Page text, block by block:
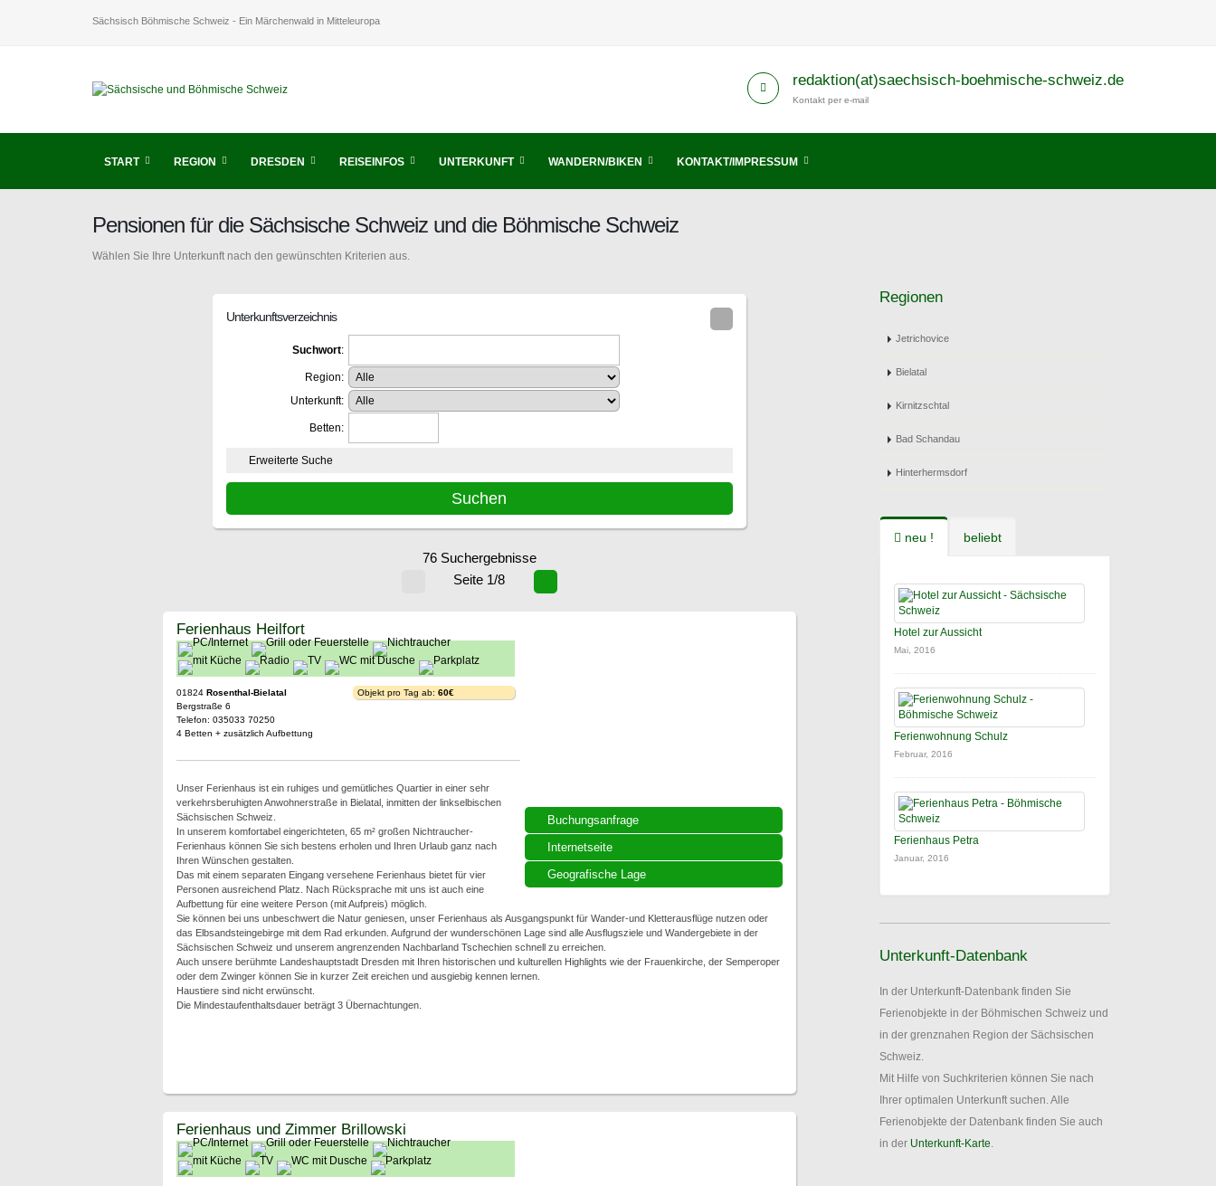
Sächsisch Böhmische Schweiz - Ein Märchenwald in Mitteleuropa
redaktion(at)saechsisch-boehmische-schweiz.de
Kontakt per e-mail
START REGION DRESDEN REISEINFOS UNTERKUNFT WANDERN/BIKEN KONTAKT/IMPRESSUM
Pensionen für die Sächsische Schweiz und die Böhmische Schweiz
Wählen Sie Ihre Unterkunft nach den gewünschten Kriterien aus.
Unterkunftsverzeichnis
Suchwort:
Region:
Unterkunft:
Betten:
Erweiterte Suche
76 Suchergebnisse
Seite 1/8
Buchungsanfrage
Internetseite
Geografische Lage
Ferienhaus Heilfort
01824 Rosenthal-Bielatal
Bergstraße 6
Telefon: 035033 70250
4 Betten + zusätzlich Aufbettung
Objekt pro Tag ab: 60€
Unser Ferienhaus ist ein ruhiges und gemütliches Quartier in einer sehr
verkehrsberuhigten Anwohnerstraße in Bielatal, inmitten der linkselbischen
Sächsischen Schweiz.
In unserem komfortabel eingerichteten, 65 m² großen Nichtraucher-
Ferienhaus können Sie sich bestens erholen und Ihren Urlaub ganz nach
Ihren Wünschen gestalten.
Das mit einem separaten Eingang versehene Ferienhaus bietet für vier
Personen ausreichend Platz. Nach Rücksprache mit uns ist auch eine
Aufbettung für eine weitere Person (mit Aufpreis) möglich.
Sie können bei uns unbeschwert die Natur geniesen, unser Ferienhaus als Ausgangspunkt für Wander-und Kletterausflüge nutzen oder
das Elbsandsteingebirge mit dem Rad erkunden. Aufgrund der wunderschönen Lage sind alle Ausflugsziele und Wandergebiete in der
Sächsischen Schweiz und unserem angrenzenden Nachbarland Tschechien schnell zu erreichen.
Auch unsere berühmte Landeshauptstadt Dresden mit Ihren historischen und kulturellen Highlights wie der Frauenkirche, der Semperoper
oder dem Zwinger können Sie in kurzer Zeit ereichen und ausgiebig kennen lernen.
Haustiere sind nicht erwünscht.
Die Mindestaufenthaltsdauer beträgt 3 Übernachtungen.
Ferienhaus und Zimmer Brillowski
Regionen
Jetrichovice
Bielatal
Kirnitzschtal
Bad Schandau
Hinterhermsdorf
neu ! beliebt
Hotel zur Aussicht
Mai, 2016
Ferienwohnung Schulz
Februar, 2016
Ferienhaus Petra
Januar, 2016
Unterkunft-Datenbank
In der Unterkunft-Datenbank finden Sie
Ferienobjekte in der Böhmischen Schweiz und
in der grenznahen Region der Sächsischen
Schweiz.
Mit Hilfe von Suchkriterien können Sie nach
Ihrer optimalen Unterkunft suchen. Alle
Ferienobjekte der Datenbank finden Sie auch
in der Unterkunft-Karte.